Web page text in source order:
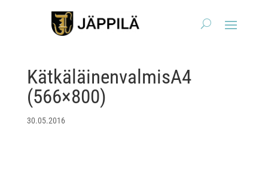
KätkäläinenvalmisA4
(566×800)
30.05.2016